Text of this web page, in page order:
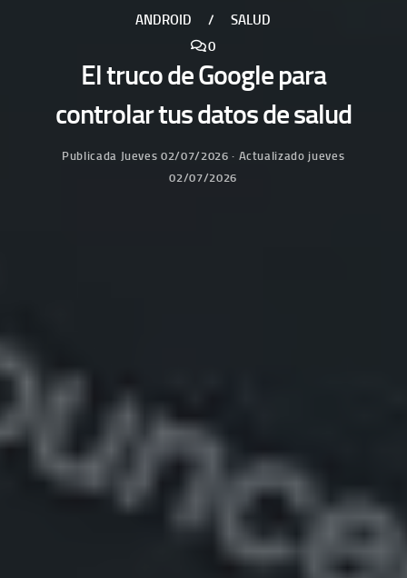
ANDROID /
SALUD
0
El truco de Google para
controlar tus datos de salud
Publicada Jueves 02/07/2026 · Actualizadojueves
02/07/2026